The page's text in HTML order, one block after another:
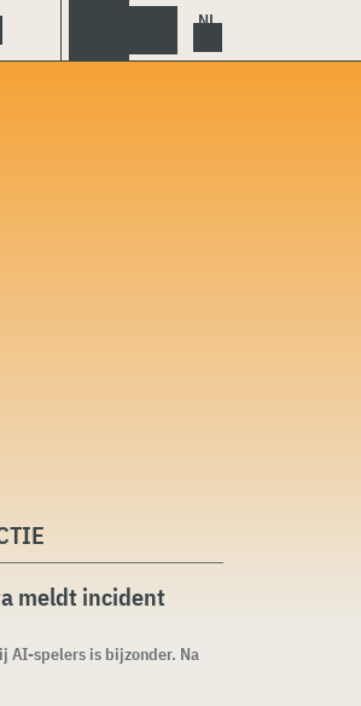
meldt incident
AI-spelers is bijzonder. Na